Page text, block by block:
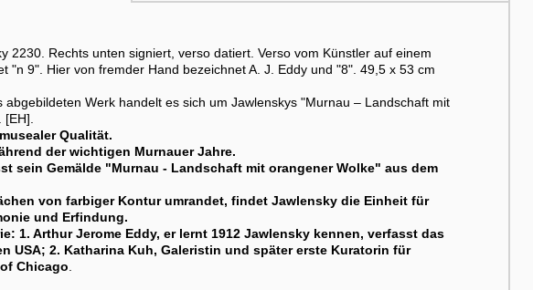
2230. Rechts unten signiert, verso datiert. Verso vom Künstler auf einem
"n 9". Hier von fremder Hand bezeichnet A. J. Eddy und "8". 49,5 x 53 cm
Werk handelt es sich um Jawlenskys "Murnau – Landschaft mit
Qualität.
der wichtigen Murnauer Jahre.
sein Gemälde "Murnau - Landschaft mit orangener Wolke" aus dem
von farbiger Kontur umrandet, findet Jawlensky die Einheit für
und Erfindung.
1. Arthur Jerome Eddy, er lernt 1912 Jawlensky kennen, verfasst das
USA; 2. Katharina Kuh, Galeristin und später erste Kuratorin für
Chicago